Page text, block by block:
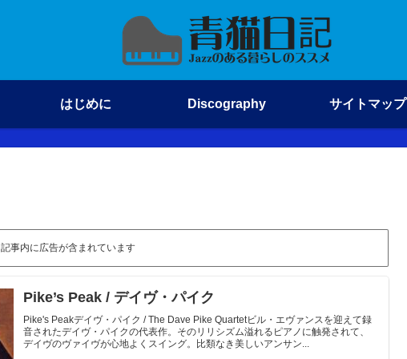
はじめに Discography サイトマップ
記事内に広告が含まれています
Pike’s Peak / デイヴ・パイク
Pike's Peakデイヴ・パイク / The Dave Pike Quartetビル・エヴァンスを迎えて録
音されたデイヴ・パイクの代表作。そのリリシズム溢れるピアノに触発されて、
デイヴのヴァイヴが心地よくスイング。比類なき美しいアンサン...